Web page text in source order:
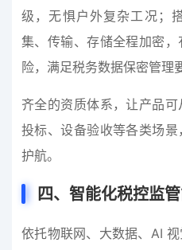
级，无惧户外复杂工况；
集、传输、存储全程加密
险，满足税务数据保密管理
齐全的资质体系，让产品
投标、设备验收等各类场
护航。
四、智能化税控监
依托物联网、大数据、AI